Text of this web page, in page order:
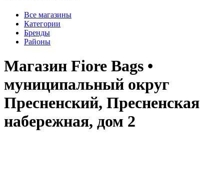
Все магазины
Категории
Бренды
Районы
Магазин Fiore Bags •
муниципальный округ
Пресненский, Пресненская
набережная, дом 2